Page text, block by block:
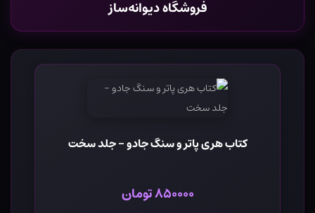
فروشگاه دیوانه‌ساز
کتاب هری پاتر و سنگ جادو - جلد سخت
۸۵۰۰۰۰ تومان